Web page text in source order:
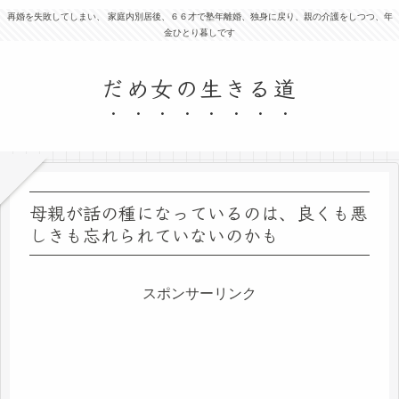
再婚を失敗してしまい、 家庭内別居後、６６才で塾年離婚、独身に戻り、親の介護をしつつ、年
金ひとり暮しです
だめ女の生きる道
母親が話の種になっているのは、良くも悪
しきも忘れられていないのかも
スポンサーリンク